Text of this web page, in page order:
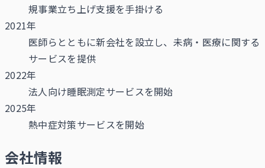
規事業立ち上げ支援を手掛ける
2021年
医師らとともに新会社を設立し、未病・医療に関する
サービスを提供
2022年
法人向け睡眠測定サービスを開始
2025年
熱中症対策サービスを開始
会社情報